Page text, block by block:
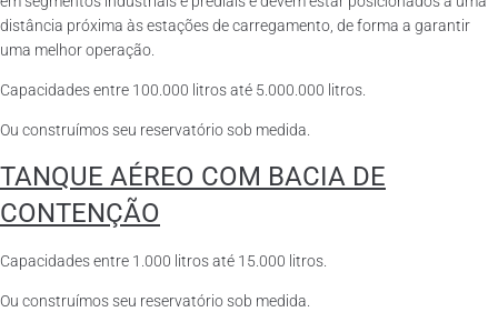
distância próxima às estações de carregamento, de forma a garantir
uma melhor operação.
Capacidades entre 100.000 litros até 5.000.000 litros.
Ou construímos seu reservatório sob medida.
TANQUE AÉREO COM BACIA DE
CONTENÇÃO
Capacidades entre 1.000 litros até 15.000 litros.
Ou construímos seu reservatório sob medida.